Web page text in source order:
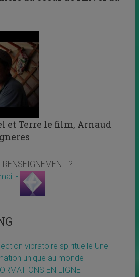
et Terre le film, Arnaud
?
-
vibratoire spirituelle Une
unique au monde
EN LIGNE